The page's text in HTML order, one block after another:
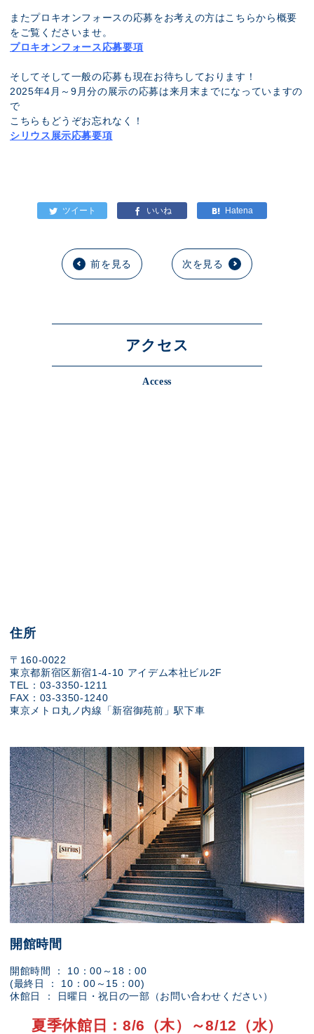
またプロキオンフォースの応募をお考えの方はこちらから概要
をご覧くださいませ。
プロキオンフォース応募要項
そしてそして一般の応募も現在お待ちしております！
2025年4月～9月分の展示の応募は来月末までになっていますの
で
こちらもどうぞお忘れなく！
シリウス展示応募要項
前を見る 次を見る
アクセス
Access
住所
〒160-0022
東京都新宿区新宿1-4-10 アイデム本社ビル2F
TEL：03-3350-1211
FAX：03-3350-1240
東京メトロ丸ノ内線「新宿御苑前」駅下車
開館時間
開館時間 ： 10：00～18：00
(最終日 ： 10：00～15：00)
休館日 ： 日曜日・祝日の一部（お問い合わせください）
夏季休館日：8/6（木）～8/12（水）